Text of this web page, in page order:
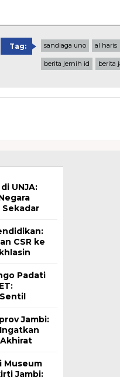
Tag: sandiaga uno al haris
berita jernih id berita
UNJA:
Sekadar
CSR ke
Padati
Jambi:
Museum
Jambi: